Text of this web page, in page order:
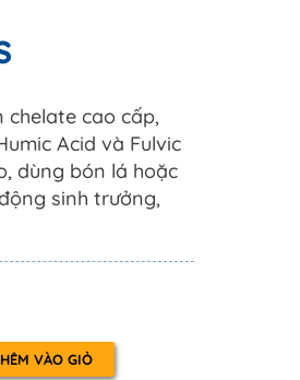
chelate cao cấp,
Acid và Fulvic
dùng bón lá hoặc
sinh trưởng,
VÀO GIỎ